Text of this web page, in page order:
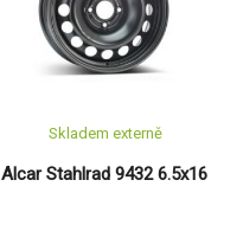
Alcar Stahlrad 9432 6.5x16
Skladem externě